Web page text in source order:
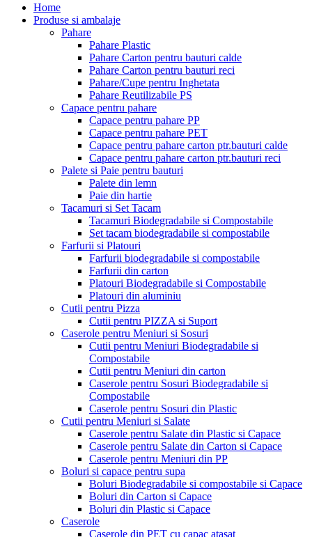
Home
Produse si ambalaje
Pahare
Pahare Plastic
Pahare Carton pentru bauturi calde
Pahare Carton pentru bauturi reci
Pahare/Cupe pentru Inghetata
Pahare Reutilizabile PS
Capace pentru pahare
Capace pentru pahare PP
Capace pentru pahare PET
Capace pentru pahare carton ptr.bauturi calde
Capace pentru pahare carton ptr.bauturi reci
Palete si Paie pentru bauturi
Palete din lemn
Paie din hartie
Tacamuri si Set Tacam
Tacamuri Biodegradabile si Compostabile
Set tacam biodegradabile si compostabile
Farfurii si Platouri
Farfurii biodegradabile si compostabile
Farfurii din carton
Platouri Biodegradabile si Compostabile
Platouri din aluminiu
Cutii pentru Pizza
Cutii pentru PIZZA si Suport
Caserole pentru Meniuri si Sosuri
Cutii pentru Meniuri Biodegradabile si
Compostabile
Cutii pentru Meniuri din carton
Caserole pentru Sosuri Biodegradabile si
Compostabile
Caserole pentru Sosuri din Plastic
Cutii pentru Meniuri si Salate
Caserole pentru Salate din Plastic si Capace
Caserole pentru Salate din Carton si Capace
Caserole pentru Meniuri din PP
Boluri si capace pentru supa
Boluri Biodegradabile si compostabile si Capace
Boluri din Carton si Capace
Boluri din Plastic si Capace
Caserole
Caserole din PET cu capac atasat